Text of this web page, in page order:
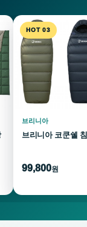
HOT 03
브리니아
브리니아 코쿤쉘
99,800원